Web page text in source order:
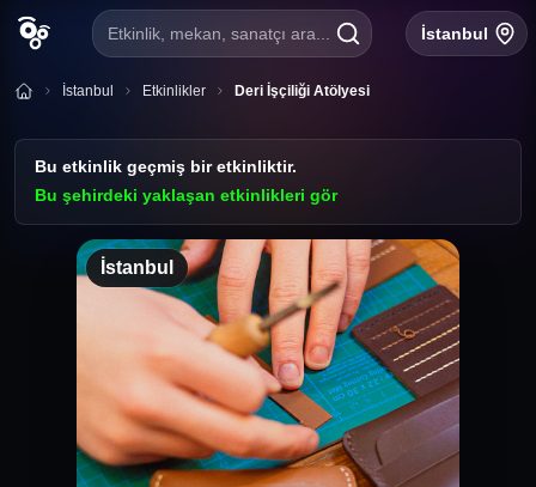
Etkinlik, mekan, sanatçı ara... İstanbul
İstanbul Etkinlikler Deri İşçiliği Atölyesi
Bu etkinlik geçmiş bir etkinliktir.
Bu şehirdeki yaklaşan etkinlikleri gör
İstanbul